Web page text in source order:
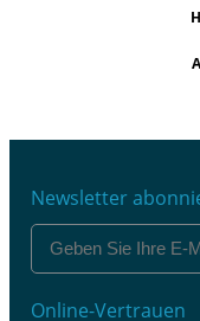
Newsletter
Online-Vertrauen